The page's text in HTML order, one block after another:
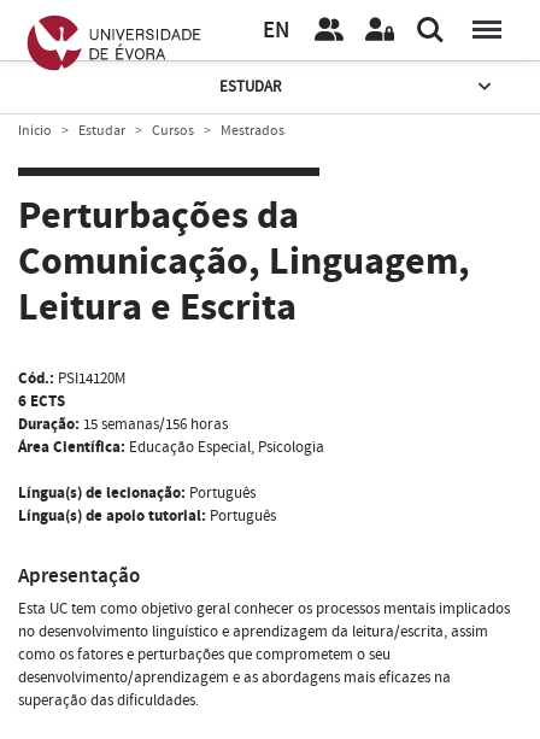
EN
ESTUDAR
Início Estudar Cursos Mestrados
Perturbações da
Comunicação, Linguagem,
Leitura e Escrita
Cód.: PSI14120M
6 ECTS
Duração: 15 semanas/156 horas
Área Científica: Educação Especial, Psicologia
Língua(s) de lecionação: Português
Língua(s) de apoio tutorial: Português
Apresentação
Esta UC tem como objetivo geral conhecer os processos mentais implicados
no desenvolvimento linguístico e aprendizagem da leitura/escrita, assim
como os fatores e perturbações que comprometem o seu
desenvolvimento/aprendizagem e as abordagens mais eficazes na
superação das dificuldades.